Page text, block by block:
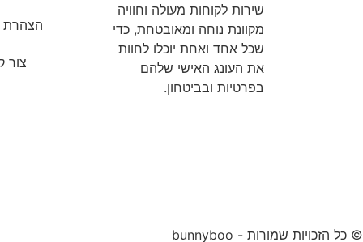
שירות לקוחות מעולה וחוויה
מקוונת נוחה ומאובטחת, כדי
שכל אחד ואחת יוכלו לחוות
את העונג האישי שלהם
בפרטיות ובביטחון.
הצהרת
צור
© כל הזכויות שמורות - bunnyboo